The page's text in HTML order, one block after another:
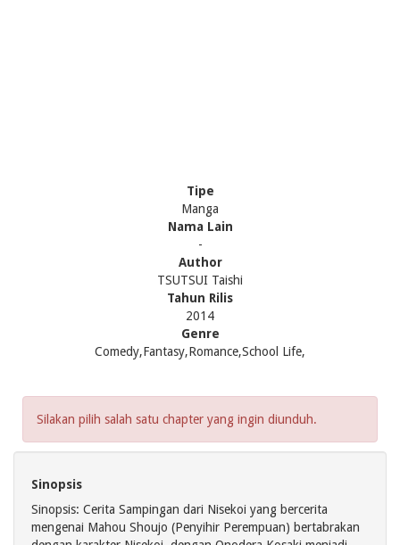
Tipe
Manga
Nama Lain
-
Author
TSUTSUI Taishi
Tahun Rilis
2014
Genre
Comedy,Fantasy,Romance,School Life,
Silakan pilih salah satu chapter yang ingin diunduh.
Sinopsis
Sinopsis: Cerita Sampingan dari Nisekoi yang bercerita
mengenai Mahou Shoujo (Penyihir Perempuan) bertabrakan